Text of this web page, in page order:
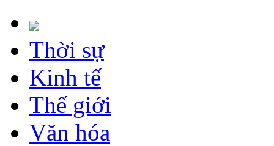
Thời sự
Kinh tế
Thế giới
Văn hóa